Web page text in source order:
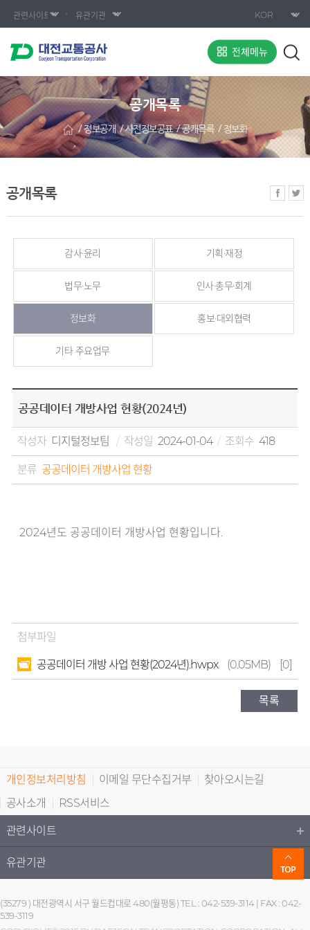
전체메뉴
공개목록
정보공개 사전정보공표 공개목록 정보화
공개목록
감사·윤리 기획·재정
법무·노무 인사·총무·회계
정보화 홍보·대외협력
기타 주요업무
공공데이터 개방사업 현황(2024년)
작성자 디지털정보팀 작성일 2024-01-04 조회수 418
분류 공공데이터 개방사업 현황
2024년도 공공데이터 개방사업 현황입니다.
첨부파일
공공데이터 개방 사업 현황(2024년).hwpx (0.05MB) [0]
목록
개인정보처리방침 이메일 무단수집거부
찾아오시는길
공사소개
RSS서비스
관련사이트
유관기관
(35279 ) 대전광역시 서구 월드컵대로 480(월평동) TEL : 042-539-3114 | FAX : 042-
539-3119